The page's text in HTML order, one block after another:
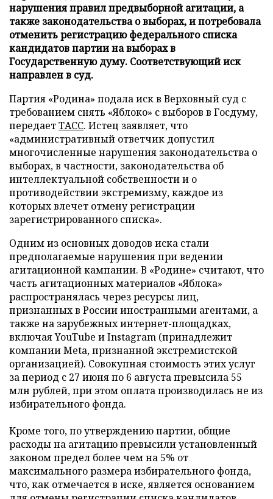
нарушения правил предвыборной агитации, а
также законодательства о выборах, и потребовала
отменить регистрацию федерального списка
кандидатов партии на выборах в
Государственную думу. Соответствующий иск
направлен в суд.
Партия «Родина» подала иск в Верховный суд с
требованием снять «Яблоко» с выборов в Госдуму,
передаетТАСС. Истец заявляет, что
«административный ответчик допустил
многочисленные нарушения законодательства о
выборах, в частности, законодательства об
интеллектуальной собственности и о
противодействии экстремизму, каждое из
которых влечет отмену регистрации
зарегистрированного списка».
Одним из основных доводов иска стали
предполагаемые нарушения при ведении
агитационной кампании. В «Родине» считают, что
часть агитационных материалов «Яблока»
распространялась через ресурсы лиц,
признанных в России иностранными агентами, а
также на зарубежных интернет-площадках,
включая YouTube и Instagram (принадлежит
компании Meta, признанной экстремистской
организацией). Совокупная стоимость этих услуг
за период с 27 июня по 6 августа превысила 55
млн рублей, при этом оплата производилась не из
избирательного фонда.
Кроме того, по утверждению партии, общие
расходы на агитацию превысили установленный
законом предел более чем на 5% от
максимального размера избирательного фонда,
что, как отмечается в иске, является основанием